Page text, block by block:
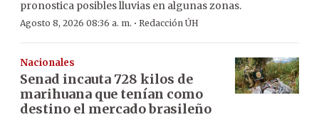
pronostica posibles lluvias en algunas zonas.
Agosto 8, 2026 08:36 a. m. · Redacción ÚH
Nacionales
Senad incauta 728 kilos de
marihuana que tenían como
destino el mercado brasileño